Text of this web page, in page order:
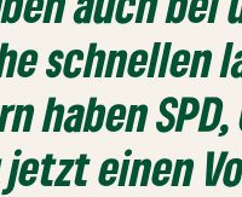
schnellen
haben
einen